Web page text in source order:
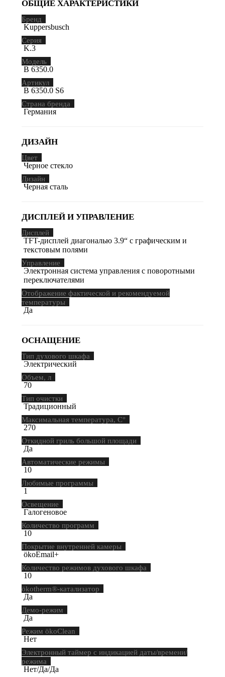
ОБЩИЕ ХАРАКТЕРИСТИКИ
Бренд
Kuppersbusch
Серия
K.3
Модель
B 6350.0
Артикул
B 6350.0 S6
Страна бренда
Германия
ДИЗАЙН
Цвет
Черное стекло
Дизайн
Черная сталь
ДИСПЛЕЙ И УПРАВЛЕНИЕ
Дисплей
TFT-дисплей диагональю 3.9“ с графическим и
текстовым полями
Управление
Электронная система управления с поворотными
переключателями
Отображение фактической и рекомендуемой
температуры
Да
ОСНАЩЕНИЕ
Тип духового шкафа
Электрический
Объем, л
70
Тип очистки
Традиционный
Максимальная температура, С°
270
Откидной гриль большой площади
Да
Автоматические режимы
10
Любимые программы
1
Освещение
Галогеновое
Количество программ
10
Покрытие внутренней камеры
ökoEmail+
Количество режимов духового шкафа
10
ökotherm®-катализатор
Да
Демо-режим
Да
Режим ökoClean
Нет
Электронный таймер с индикацией даты/времени/
режима
Нет/Да/Да